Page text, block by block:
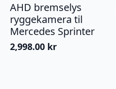
AHD bremselys
ryggekamera til
Mercedes Sprinter
2,998.00 kr